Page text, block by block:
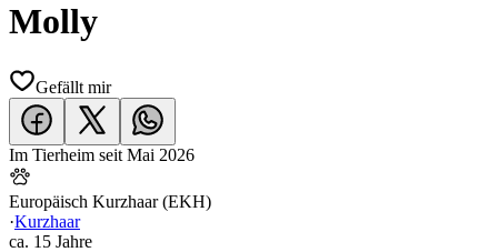
Molly
Gefällt mir
Im Tierheim seit Mai 2026
Europäisch Kurzhaar (EKH)
·Kurzhaar
ca. 15 Jahre